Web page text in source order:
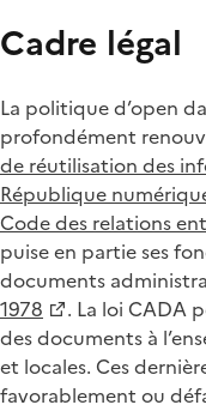
Cadre légal
La politique d’open
profondément
de réutilisation des
République
Code des relations
puise en partie ses
documents
1978
. La loi CADA
des documents à
et locales. Ces
favorablement ou